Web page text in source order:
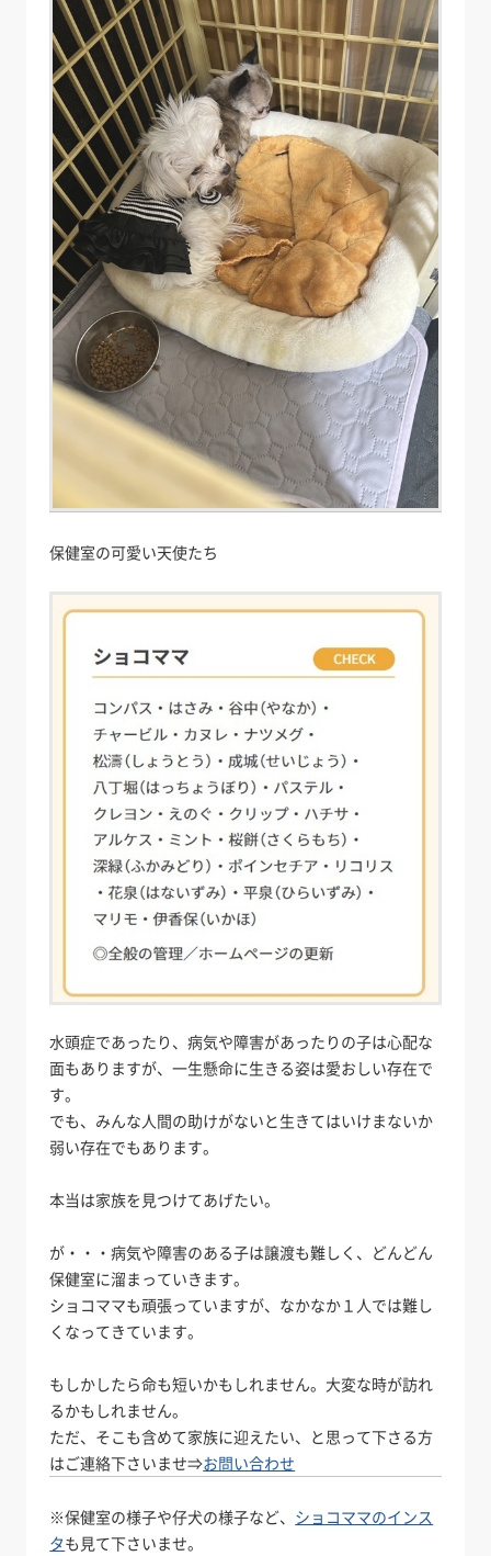
保健室の可愛い天使たち
水頭症であったり、病気や障害があったりの子は心配な
面もありますが、一生懸命に生きる姿は愛おしい存在で
す。
でも、みんな人間の助けがないと生きてはいけまないか
弱い存在でもあります。
本当は家族を見つけてあげたい。
が・・・病気や障害のある子は譲渡も難しく、どんどん
保健室に溜まっていきます。
ショコママも頑張っていますが、なかなか１人では難し
くなってきています。
もしかしたら命も短いかもしれません。大変な時が訪れ
るかもしれません。
ただ、そこも含めて家族に迎えたい、と思って下さる方
はご連絡下さいませ⇒お問い合わせ
※保健室の様子や仔犬の様子など、 ショコママのインス
タも見て下さいませ。